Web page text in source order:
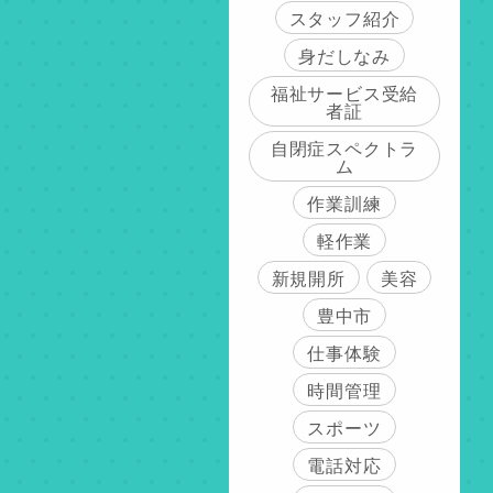
スタッフ紹介
身だしなみ
福祉サービス受給
者証
自閉症スペクトラ
ム
作業訓練
軽作業
新規開所
美容
豊中市
仕事体験
時間管理
スポーツ
電話対応